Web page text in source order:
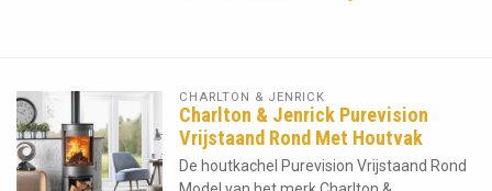
CHARLTON & JENRICK
Charlton & Jenrick Purevision
Vrijstaand Rond Met Houtvak
De houtkachel Purevision Vrijstaand Rond